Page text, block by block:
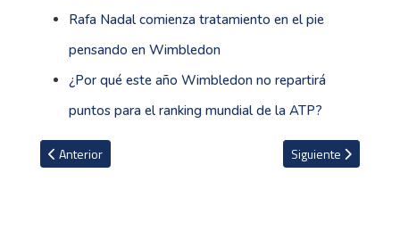
Rafa Nadal comienza tratamiento en el pie
pensando en Wimbledon
¿Por qué este año Wimbledon no repartirá
puntos para el ranking mundial de la ATP?
Artículo anterior: Australia impone nuevo récord mundial en los
Anterior Artículo siguiente:
Siguiente